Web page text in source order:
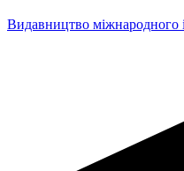
Видавництво міжнародного